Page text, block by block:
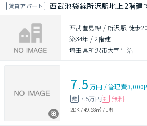
賃貸アパート 西武池袋線所沢駅地上2階建
西武豊島線 / 所沢駅 徒歩
築34年 /2階建
埼玉県所沢市大字牛沼
7.5 万円 /管理費3,000
敷 7.5万円 礼 無料
2DK /49.58㎡ / 1階